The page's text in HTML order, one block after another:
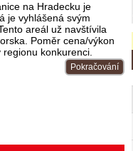
na Hradecku je
je vyhlášená svým
areál už navštívila
Poměr cena/výkon
konkurenci.
Pokračování